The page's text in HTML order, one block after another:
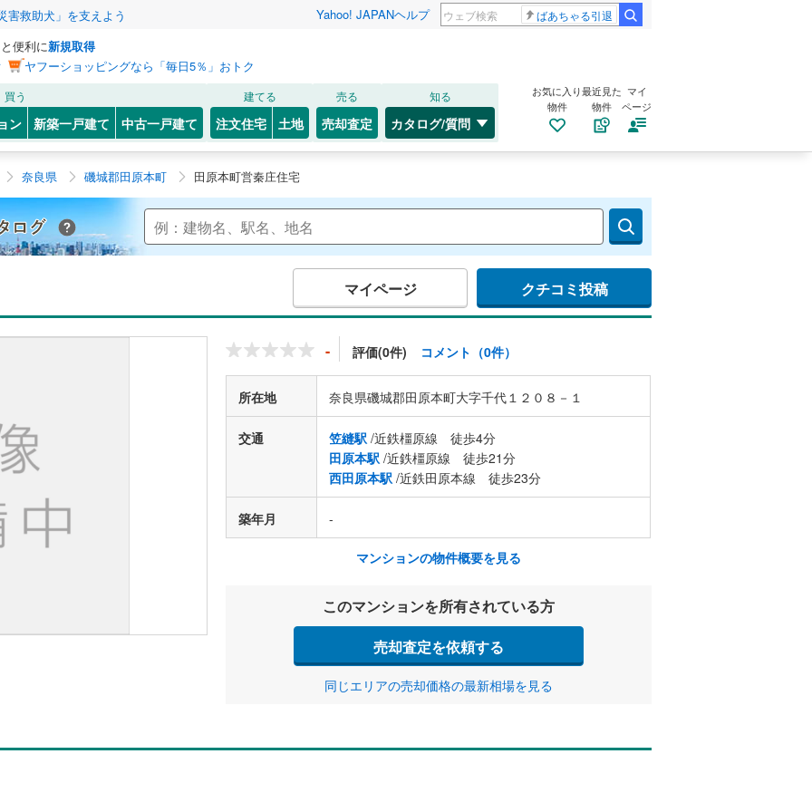
害救助犬」を支えよう Yahoo! JAPANヘルプ ばあちゃる引退
便利に新規取得
ヤフーショッピングなら「毎日5％」おトク
買う
ン 新築一戸建て 中古一戸建て
建てる
注文住宅 土地
売る
売却査定
知る
カタログ/質問
お気に入り
物件
最近見た
物件
マイ
ページ
奈良県 磯城郡田原本町 田原本町営秦庄住宅
Yahoo!不動産 マンションカタログ
マイページ クチコミ投稿
- 評価(0件) コメント（0件）
所在地 奈良県磯城郡田原本町大字千代１２０８－１
交通 笠縫駅 /近鉄橿原線 徒歩4分
田原本駅 /近鉄橿原線 徒歩21分
西田原本駅 /近鉄田原本線 徒歩23分
築年月 -
マンションの物件概要を見る
このマンションを所有されている方
売却査定を依頼する
同じエリアの売却価格の最新相場を見る